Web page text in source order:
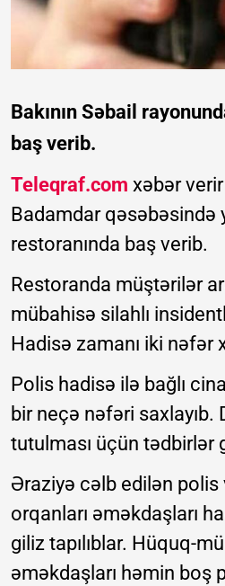
Bakının Səbail
baş verib.
Teleqraf.com xəbər
Badamdar qəsəbəsində
restoranında baş verib.
Restoranda müştərilər
mübahisə silahlı
Hadisə zamanı iki nəfər
Polis hadisə ilə bağlı
bir neçə nəfəri saxlayıb.
tutulması üçün tədbirlər
Əraziyə cəlb edilən polis
orqanları əməkdaşları
giliz tapılıblar. Hüquq-
əməkdaşları həmin boş